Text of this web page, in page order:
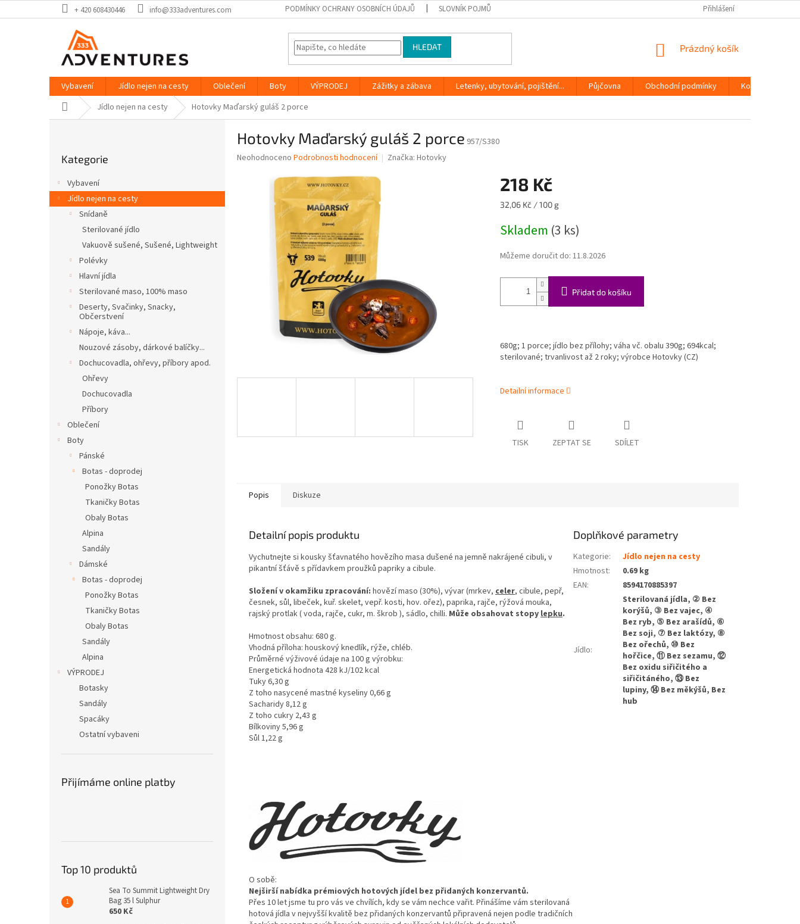
na
+ 420 608430446 info@333adventures.com PODMÍNKY OCHRANY OSOBNÍCH ÚDAJŮ SLOVNÍK POJMŮ Přihlášení
HLEDAT
NÁKUPNÍ
Prázdný košík
Vybavení Jídlo nejen na cesty Oblečení Boty VÝPRODEJ Zážitky a zábava Letenky, ubytování, pojištění... Půjčovna Obchodní podmínky
Kontakty
Domů Jídlo nejen na cesty Hotovky Maďarský guláš 2 porce
a
n
kategorie
Kategorie
Vybavení
Jídlo nejen na cesty
Snídaně
Sterilované jídlo
Vakuově sušené, Sušené, Lightweight
Polévky
Hlavní jídla
Sterilované maso, 100% maso
Deserty, Svačinky, Snacky,
Občerstvení
Nápoje, káva...
Nouzové zásoby, dárkové balíčky...
Dochucovadla, ohřevy, příbory apod.
Ohřevy
Dochucovadla
Příbory
Oblečení
Boty
Pánské
Botas - doprodej
Ponožky Botas
Tkaničky Botas
Obaly Botas
Alpina
Sandály
Dámské
Botas - doprodej
Ponožky Botas
Tkaničky Botas
Obaly Botas
Sandály
Alpina
VÝPRODEJ
Botasky
Sandály
Spacáky
Ostatní vybaveni
Přijímáme online platby
Top 10 produktů
Sea To Summit Lightweight Dry
Bag 35 l Sulphur
650 Kč
Hotovky Maďarský guláš 2 porce 957/S380
Průměrné
Neohodnoceno Podrobnosti hodnocení Značka: Hotovky
218 Kč
Měrná
32,06 Kč / 100 g
Skladem (3 ks)
Můžeme doručit do: 11.8.2026
Přidat do košíku
680g; 1 porce; jídlo bez přílohy; váha vč. obalu 390g; 694kcal;
sterilované; trvanlivost až 2 roky; výrobce Hotovky (CZ)
Detailní informace
TISK ZEPTAT SE SDÍLET
Popis Diskuze
Detailní popis produktu
Vychutnejte si kousky šťavnatého hovězího masa dušené na jemně nakrájené cibuli, v
pikantní šťávě s přídavkem proužků papriky a cibule.
Složení v okamžiku zpracování: hovězí maso (30%), vývar (mrkev, celer, cibule, pepř,
česnek, sůl, libeček, kuř. skelet, vepř. kosti, hov. ořez), paprika, rajče, rýžová mouka,
rajský protlak ( voda, rajče, cukr, m. škrob ), sádlo, chilli. Může obsahovat stopylepku.
Hmotnost obsahu: 680 g.
Vhodná příloha: houskový knedlík, rýže, chléb.
Průměrné výživové údaje na 100 g výrobku:
Energetická hodnota 428 kJ/102 kcal
Tuky 6,30 g
Z toho nasycené mastné kyseliny 0,66 g
Sacharidy 8,12 g
Z toho cukry 2,43 g
Bílkoviny 5,96 g
Sůl 1,22 g
O sobě:
Nejširší nabídka prémiových hotových jídel bez přidaných konzervantů.
Přes 10 let jsme tu pro vás ve chvílích, kdy se vám nechce vařit. Přinášíme vám sterilovaná
hotová jídla v nejvyšší kvalitě bez přidaných konzervantů připravená nejen podle tradičních
Doplňkové parametry
Kategorie:
Jídlo nejen na cesty
Hmotnost:
0.69 kg
EAN: 8594170885397
Jídlo:
Sterilovaná jídla, ② Bez
korýšů, ③ Bez vajec, ④
Bez ryb, ⑤ Bez arašídů, ⑥
Bez soji, ⑦ Bez laktózy, ⑧
Bez ořechů, ⑩ Bez
hořčice, ⑪ Bez sezamu, ⑫
Bez oxidu siřičitého a
siřičitáného, ⑬ Bez
lupiny, ⑭ Bez měkýšů, Bez
hub